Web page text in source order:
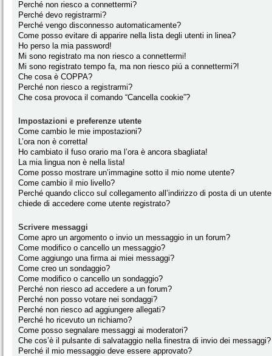
Perché non riesco a connettermi?
Perché devo registrarmi?
Perché vengo disconnesso automaticamente?
Come posso evitare di apparire nella lista degli utenti in linea?
Ho perso la mia password!
Mi sono registrato ma non riesco a connettermi!
Mi sono registrato tempo fa, ma non riesco piú a connettermi?!
Che cosa è COPPA?
Perché non riesco a registrarmi?
Che cosa provoca il comando “Cancella cookie”?
Impostazioni e preferenze utente
Come cambio le mie impostazioni?
L’ora non è corretta!
Ho cambiato il fuso orario ma l’ora è ancora sbagliata!
La mia lingua non è nella lista!
Come posso mostrare un’immagine sotto il mio nome utente?
Come cambio il mio livello?
Perché quando clicco sul collegamento all’indirizzo di posta di un
chiede di accedere come utente registrato?
Scrivere messaggi
Come apro un argomento o invio un messaggio in un forum?
Come modifico o cancello un messaggio?
Come aggiungo una firma ai miei messaggi?
Come creo un sondaggio?
Come modifico o cancello un sondaggio?
Perché non riesco ad accedere a un forum?
Perché non posso votare nei sondaggi?
Perché non riesco ad aggiungere allegati?
Perché ho ricevuto un richiamo?
Come posso segnalare messaggi ai moderatori?
Che cos’è il pulsante di salvataggio nella finestra di invio dei messaggi?
Perché il mio messaggio deve essere approvato?